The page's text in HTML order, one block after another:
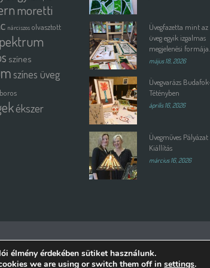
moretti
nárciszos olvasztott
színes
színes üveg
ékszer
Üvegfazetta mint az
üveg egyik izgalmas
megjelenési formája.
május 18, 2026
Üvegvarázs
Tétényben
április 16, 2026
Üvegműves Pályázat
Kiállítás
március 16, 2026
élmény érdekében sütiket használunk.
we are using or switch them off insettings.